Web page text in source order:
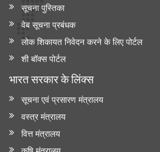
सूचना पुस्तिका
वेब सूचना प्रबंधक
लोक शिकायत निवेदन करने के लिए पोर्टल
शी बॉक्स पोर्टल
भारत सरकार के लिंक्‍स
सूचना एवं प्रसारण मंत्रालय
वस्त्र मंत्रालय
वित्त मंत्रालय